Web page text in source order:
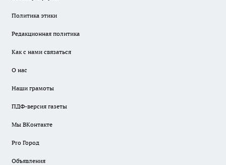
Политика этики
Редакционная политика
Как с нами связаться
О нас
Наши грамоты
ПДФ-версия газеты
Мы ВКонтакте
Pro Город
Объявления